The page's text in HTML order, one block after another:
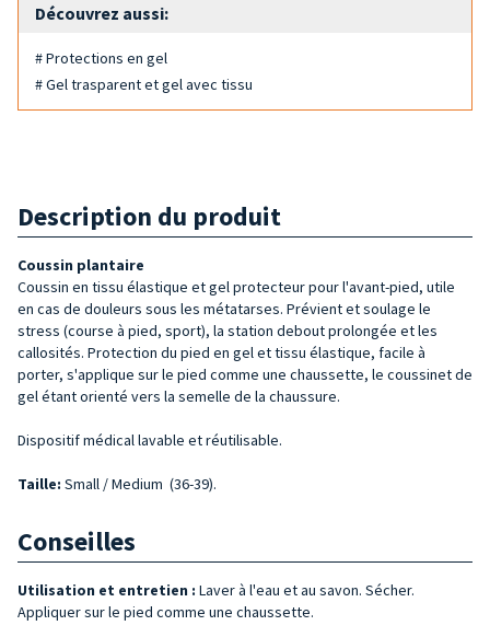
Découvrez aussi:
# Protections en gel
# Gel trasparent et gel avec tissu
Description du produit
Coussin plantaire
Coussin en tissu élastique et gel protecteur pour l'avant-pied, utile
en cas de douleurs sous les métatarses. Prévient et soulage le
stress (course à pied, sport), la station debout prolongée et les
callosités. Protection du pied en gel et tissu élastique, facile à
porter, s'applique sur le pied comme une chaussette, le coussinet de
gel étant orienté vers la semelle de la chaussure.
Dispositif médical lavable et réutilisable.
Taille: Small / Medium (36-39).
Conseilles
Utilisation et entretien : Laver à l'eau et au savon. Sécher.
Appliquer sur le pied comme une chaussette.